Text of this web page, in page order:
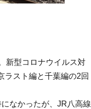
新型コロナウイルス対
ラスト編と千葉編の2回
なかったが、JR八高線